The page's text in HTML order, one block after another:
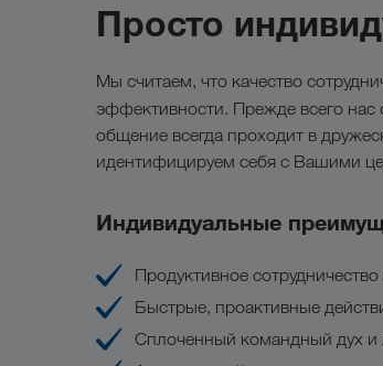
Просто
Мы считаем, что качество
эффективности. Прежде всего нас
общение всегда проходит в
идентифицируем себя с Вашими
Индивидуальные
Продуктивное
Быстрые, проактивные
Сплоченный командный дух и